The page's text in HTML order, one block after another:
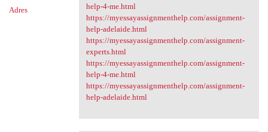
Adres
help-4-me.html
https://myessayassignmenthelp.com/assignment-
help-adelaide.html
https://myessayassignmenthelp.com/assignment-
experts.html
https://myessayassignmenthelp.com/assignment-
help-4-me.html
https://myessayassignmenthelp.com/assignment-
help-adelaide.html